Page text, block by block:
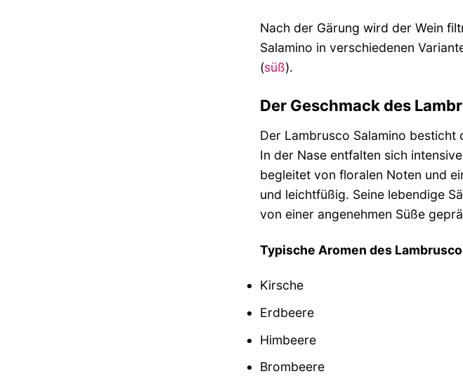
Nach der Gärung wird der Wein
Salamino in verschiedenen
(süß).
Der Geschmack des
Der Lambrusco Salamino besticht
In der Nase entfalten sich
begleitet von floralen Noten und
und leichtfüßig. Seine lebendige
von einer angenehmen Süße
Typische Aromen des
Kirsche
Erdbeere
Himbeere
Brombeere